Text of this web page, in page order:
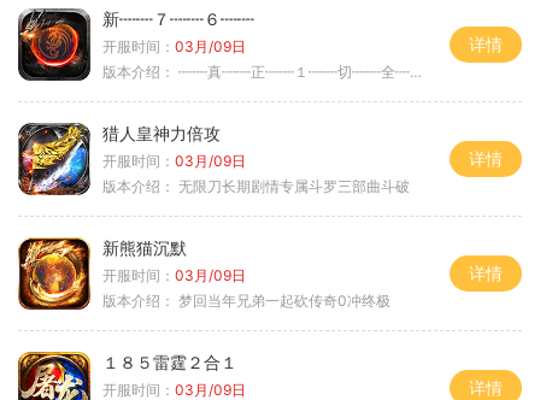
新┉┉７┉┉６┉┉
开服时间： 03月/09日
版本介绍： ┉┉真┉┉正┉┉１┉┉切┉┉全┉┉爆┉┉
详情
猎人皇神力倍攻
开服时间： 03月/09日
版本介绍： 无限刀长期剧情专属斗罗三部曲斗破
详情
新熊猫沉默
开服时间： 03月/09日
版本介绍： 梦回当年兄弟一起砍传奇0冲终极
详情
１８５雷霆２合１
开服时间： 03月/09日
详情